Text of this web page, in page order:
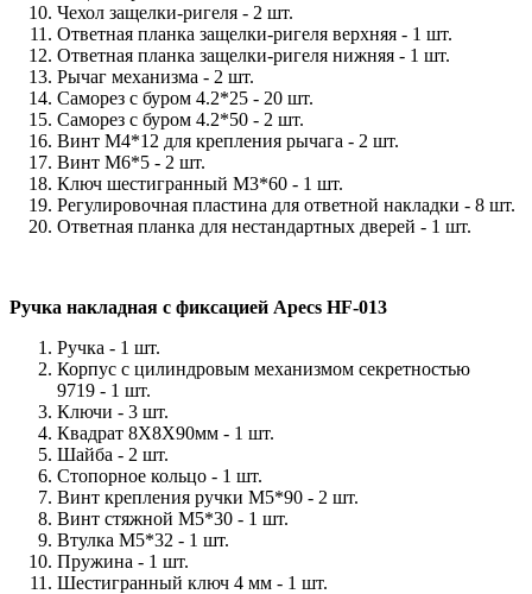
Чехол защелки-ригеля - 2 шт.
Ответная планка защелки-ригеля верхняя - 1 шт.
Ответная планка защелки-ригеля нижняя - 1 шт.
Рычаг механизма - 2 шт.
Саморез с буром 4.2*25 - 20 шт.
Саморез с буром 4.2*50 - 2 шт.
Винт М4*12 для крепления рычага - 2 шт.
Винт М6*5 - 2 шт.
Ключ шестигранный M3*60 - 1 шт.
Регулировочная пластина для ответной накладки - 8 шт.
Ответная планка для нестандартных дверей - 1 шт.
Ручка накладная с фиксацией Apecs HF-013
Ручка - 1 шт.
Корпус с цилиндровым механизмом секретностью
9719 - 1 шт.
Ключи - 3 шт.
Квадрат 8Х8Х90мм - 1 шт.
Шайба - 2 шт.
Стопорное кольцо - 1 шт.
Винт крепления ручки М5*90 - 2 шт.
Винт стяжной М5*30 - 1 шт.
Втулка М5*32 - 1 шт.
Пружина - 1 шт.
Шестигранный ключ 4 мм - 1 шт.